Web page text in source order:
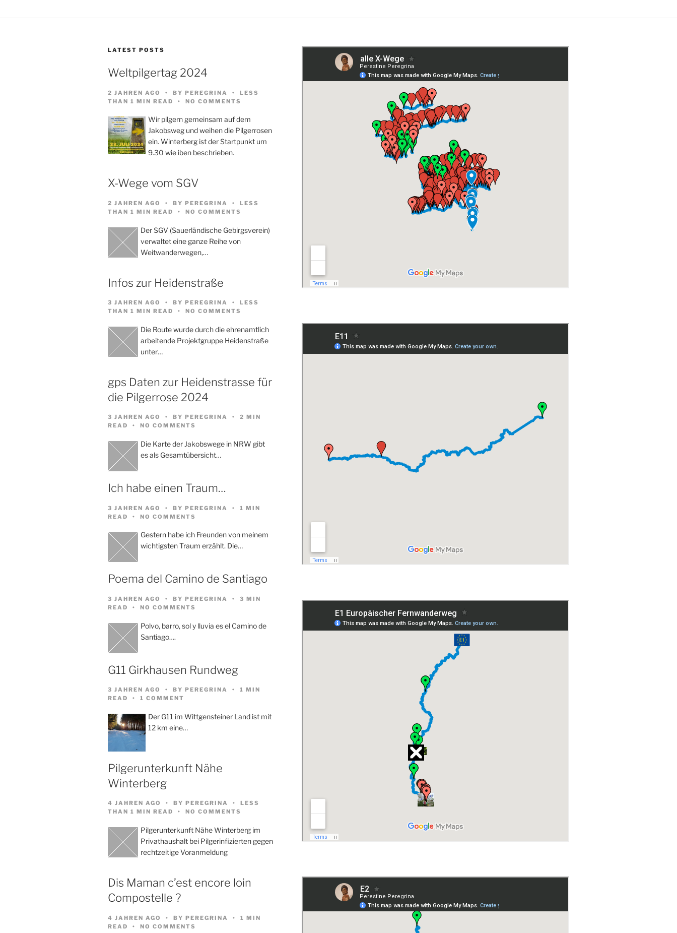
LATEST POSTS
Weltpilgertag 2024
2 JAHREN AGO BY PEREGRINA
LESS
THAN 1 MIN READ
NO COMMENTS
Wir pilgern gemeinsam auf dem
Jakobsweg und weihen die Pilgerrosen
ein. Winterberg ist der Startpunkt um
9.30 wie iben beschrieben.
X-Wege vom SGV
2 JAHREN AGO BY PEREGRINA
LESS
THAN 1 MIN READ
NO COMMENTS
Der SGV (Sauerländische Gebirgsverein)
verwaltet eine ganze Reihe von
Weitwanderwegen,…
Infos zur Heidenstraße
3 JAHREN AGO BY PEREGRINA
LESS
THAN 1 MIN READ
NO COMMENTS
Die Route wurde durch die ehrenamtlich
arbeitende Projektgruppe Heidenstraße
unter…
gps Daten zur Heidenstrasse für
die Pilgerrose 2024
3 JAHREN AGO BY PEREGRINA
2 MIN
READ
NO COMMENTS
Die Karte der Jakobswege in NRW gibt
es als Gesamtübersicht…
Ich habe einen Traum…
3 JAHREN AGO BY PEREGRINA
1 MIN
READ
NO COMMENTS
Gestern habe ich Freunden von meinem
wichtigsten Traum erzählt. Die…
Poema del Camino de Santiago
3 JAHREN AGO BY PEREGRINA
3 MIN
READ
NO COMMENTS
Polvo, barro, sol y lluvia es el Camino de
Santiago….
G11 Girkhausen Rundweg
3 JAHREN AGO BY PEREGRINA
1 MIN
READ
1 COMMENT
Der G11 im Wittgensteiner Land ist mit
12 km eine…
Pilgerunterkunft Nähe
Winterberg
4 JAHREN AGO BY PEREGRINA
LESS
THAN 1 MIN READ
NO COMMENTS
Pilgerunterkunft Nähe Winterberg im
Privathaushalt bei Pilgerinfizierten gegen
rechtzeitige Voranmeldung
Dis Maman c’est encore loin
Compostelle ?
4 JAHREN AGO BY PEREGRINA
1 MIN
READ
NO COMMENTS